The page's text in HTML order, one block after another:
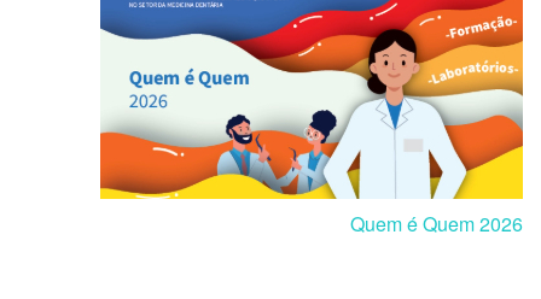
Quem é Quem 2026